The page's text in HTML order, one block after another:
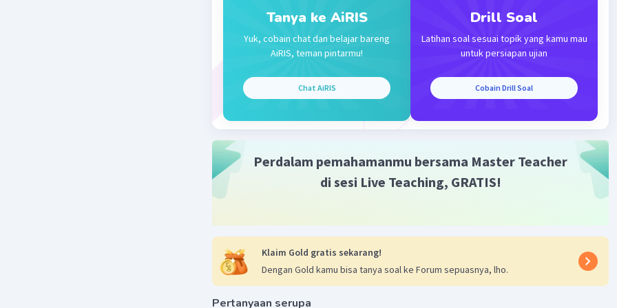
Beri Rating ·0.0(0) Balas
Community Level 53
08 Mei 2024 04:31
Persilangan adalah teknik reproduksi di mana dua individu yang
diinginkan dari kedua induknya. Dalam contoh yang Anda berikan,
sapi Santa Gertrudis merupakan hasil persilangan antara sapi
Shortorn (yang dikenal memiliki daging yang berkualitas baik) dan
sapi Brahman (yang tahan terhadap iklim panas).
Tanya ke AiRIS
Yuk, cobain chat dan belajar bareng
AiRIS, teman pintarmu!
Chat AiRIS
Drill Soal
Latihan soal sesuai topik yang kamu mau
untuk persiapan ujian
Cobain Drill Soal
Perdalam pemahamanmu bersama Master Teacher
di sesi Live Teaching, GRATIS!
Klaim Gold gratis sekarang!
Dengan Gold kamu bisa tanya soal ke Forum sepuasnya, lho.
Pertanyaan serupa